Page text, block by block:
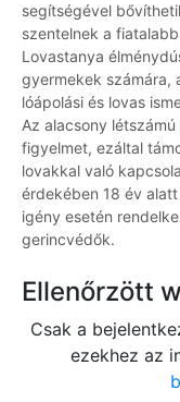
segítségével
szentelnek a
Lovastanya
gyermekek számára,
lóápolási és lovas
Az alacsony
figyelmet, ezáltal
lovakkal való
érdekében 18 év
igény esetén
gerincvédők.
Ellenőrzött
Csak a
ezekhez az